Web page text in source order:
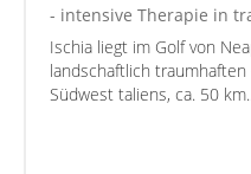
- intensive Therapie in
Ischia liegt im Golf von
landschaftlich
Südwest taliens, ca. 50